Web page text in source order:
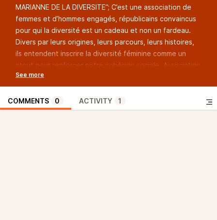
MARIANNE DE LA DIVERSITE”; C’est une association de
femmes et d’hommes engagés, républicains convaincus
pour qui la diversité est un cadeau et non un fardeau.
Divers par leurs origines, leurs parcours, leurs histoires,
ils entendent inscrire la diversité féminine comme un
atout pour renforcer notre cohésion sociale. Association
laïque, fondée au lendemain des émeutes des banlieues
de l’automne 2005 par Fadila Mehal et Bornia Tarall, elle
a été créée dans le but « d’inscrire la diversité féminine
comme un espoir pour renforcer la cohésion sociale et la
COMMENTS 0 ACTIVITY 1